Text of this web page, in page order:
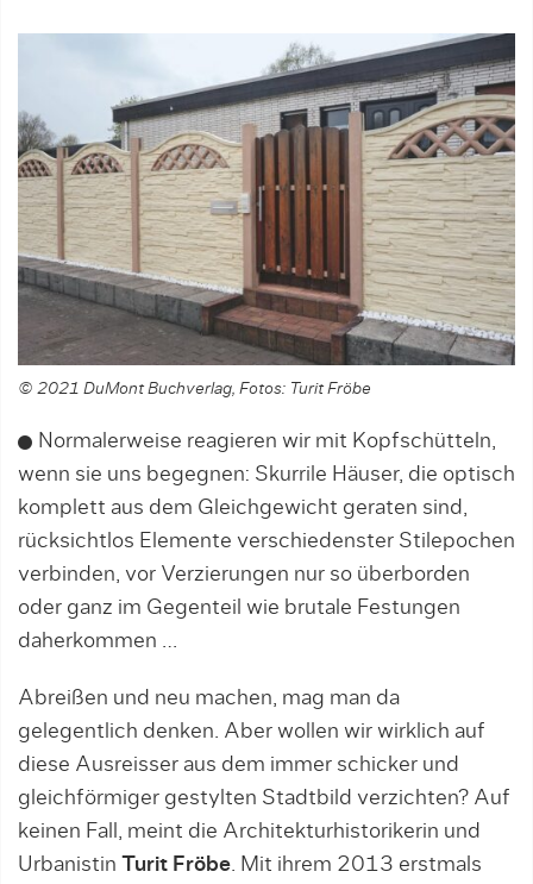
© 2021 DuMont Buchverlag, Fotos: Turit Fröbe
Normalerweise reagieren wir mit Kopfschütteln,
wenn sie uns begegnen: Skurrile Häuser, die optisch
komplett aus dem Gleichgewicht geraten sind,
rücksichtlos Elemente verschiedenster Stilepochen
verbinden, vor Verzierungen nur so überborden
oder ganz im Gegenteil wie brutale Festungen
daherkommen …
Abreißen und neu machen, mag man da
gelegentlich denken. Aber wollen wir wirklich auf
diese Ausreisser aus dem immer schicker und
gleichförmiger gestylten Stadtbild verzichten? Auf
keinen Fall, meint die Architekturhistorikerin und
Urbanistin Turit Fröbe. Mit ihrem 2013 erstmals